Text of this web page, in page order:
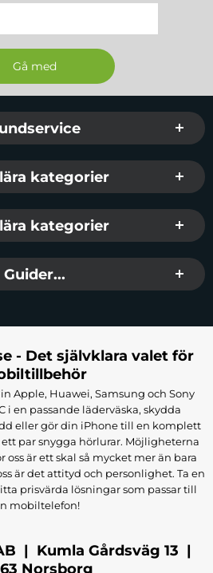
info och länkar
kategorier
kategorier
Guider...
- Det självklara valet för
Apple, Huawei, Samsung och Sony
i en passande läderväska, skydda
eller gör din iPhone till en komplett
par snygga hörlurar. Möjligheterna
oss är ett skal så mycket mer än bara
är det attityd och personlighet. Ta en
prisvärda lösningar som passar till
mobiltelefon!
| Kumla Gårdsväg 13 |
Norsborg